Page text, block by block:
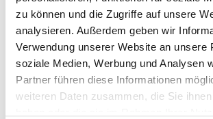
zu können und die Zugriffe auf unsere
analysieren. Außerdem geben wir
Verwendung unserer Website an unsere
soziale Medien, Werbung und Analysen
Partner führen diese Informationen
weiteren Daten zusammen, die Sie
Lübeck-Schwartau, der diesen Wechsel
aktuellen Lage möglich gemacht hat."
momentan Tabellendritter in der
spielt um den Aufstieg ins deutsche